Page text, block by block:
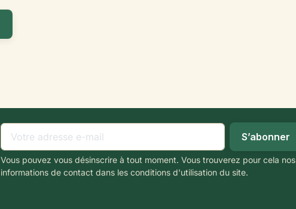
Vous pouvez vous désinscrire à tout moment. Vous trouverez pour cela nos
informations de contact dans les conditions d'utilisation du site.